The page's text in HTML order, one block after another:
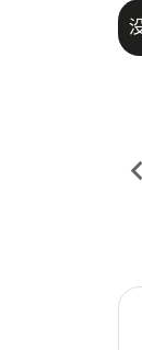
chevron_left